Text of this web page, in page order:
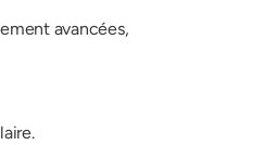
avancées,